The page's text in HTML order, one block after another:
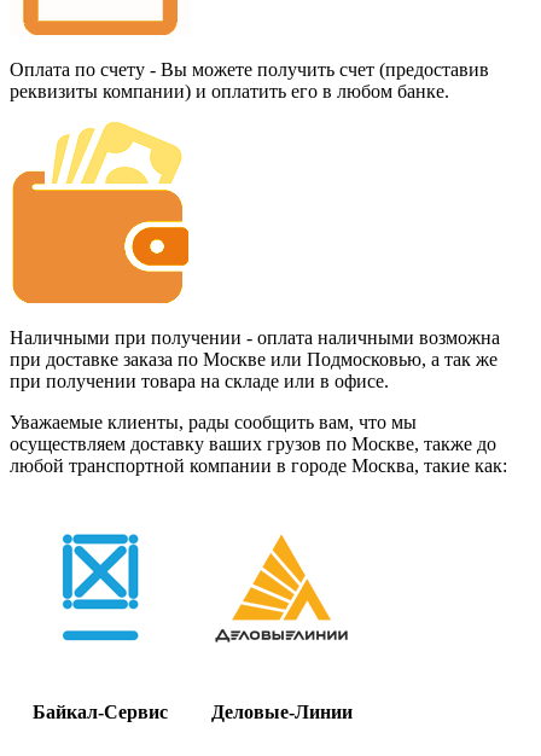
Оплата по счету - Вы можете получить счет (предоставив
реквизиты компании) и оплатить его в любом банке.
Наличными при получении - оплата наличными возможна
при доставке заказа по Москве или Подмосковью, а так же
при получении товара на складе или в офисе.
Уважаемые клиенты, рады сообщить вам, что мы
осуществляем доставку ваших грузов по Москве, также до
любой транспортной компании в городе Москва, такие как:
Байкал-Сервис Деловые-Линии